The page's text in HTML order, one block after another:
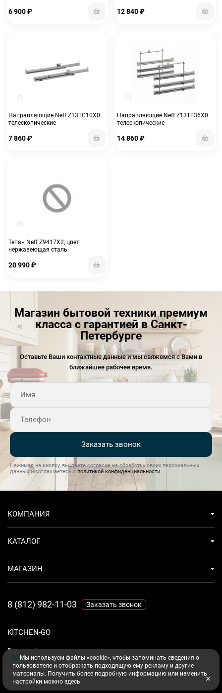
6 900₽ 12 840₽
Направляющие Neff Z13TC10X0
телескопические
7 860₽
Направляющие Neff Z13TF36X0
телескопические
14 860₽
Тепан Neff Z9417X2, цвет
нержавеющая сталь
20 990₽
Магазин бытовой техники премиум
класса с гарантией в Санкт-
Петербурге
Оставьте Ваши контактные данные и мы свяжемся с Вами в
ближайшее рабочее время.
Заказать звонок
Нажимая на кнопку, вы даете согласие на обработку своих персональных
данных и соглашаетесь с политикой конфиденциальности
KITCHEN-GO
Ваш комфорт - дело техники.
КОМПАНИЯ
КАТАЛОГ
МАГАЗИН
8 (812) 982-11-03 Заказать звонок
Мы используем файлы «cookie», чтобы запоминать сведения о
пользователе и отображать подходящую ему рекламу и другие
материалы. Получить более подробную информацию или изменить
настройки можно здесь.